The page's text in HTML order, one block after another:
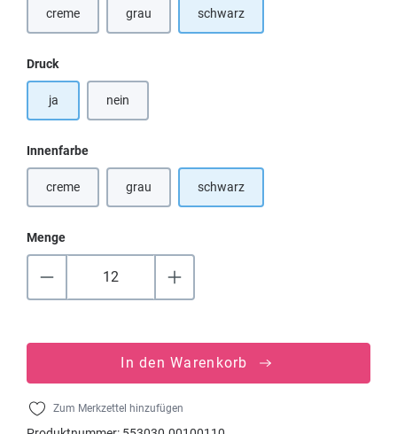
creme(Diese Option ist zurzeit nicht verfügbar.)
grau(Diese Option ist zurzeit nicht verfügbar.)
schwarz
Druckauswählen
ja nein
Innenfarbeauswählen
creme(Diese Option ist zurzeit nicht verfügbar.)
grau(Diese Option ist zurzeit nicht verfügbar.)
schwarz
Menge
In den Warenkorb
Zum Merkzettel hinzufügen